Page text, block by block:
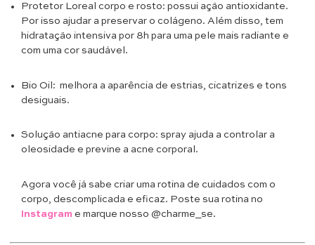
Protetor Loreal corpo e rosto: possui ação antioxidante.
Por isso ajudar a preservar o colágeno. Além disso, tem
hidratação intensiva por 8h para uma pele mais radiante e
com uma cor saudável.
Bio Oil: melhora a aparência de estrias, cicatrizes e tons
desiguais.
Solução antiacne para corpo: spray ajuda a controlar a
oleosidade e previne a acne corporal.
Agora você já sabe criar uma rotina de cuidados com o
corpo, descomplicada e eficaz. Poste sua rotina no
Instagram e marque nosso @charme_se.